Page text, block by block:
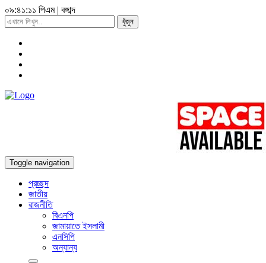
০৯:৪১:১২ পিএম |বঙ্গাব্দ
খুঁজুন
Toggle navigation
প্রচ্ছদ
জাতীয়
রাজনীতি
বিএনপি
জামায়াতে ইসলামী
এনসিপি
অন্যান্য